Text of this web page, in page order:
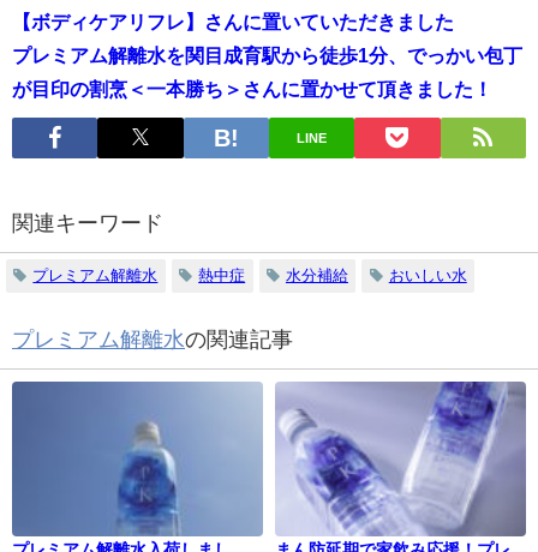
【ボディケアリフレ】さんに置いていただきました
プレミアム解離水を関目成育駅から徒歩1分、でっかい包丁
が目印の割烹＜一本勝ち＞さんに置かせて頂きました！
LINE
関連キーワード
プレミアム解離水 熱中症 水分補給 おいしい水
プレミアム解離水の関連記事